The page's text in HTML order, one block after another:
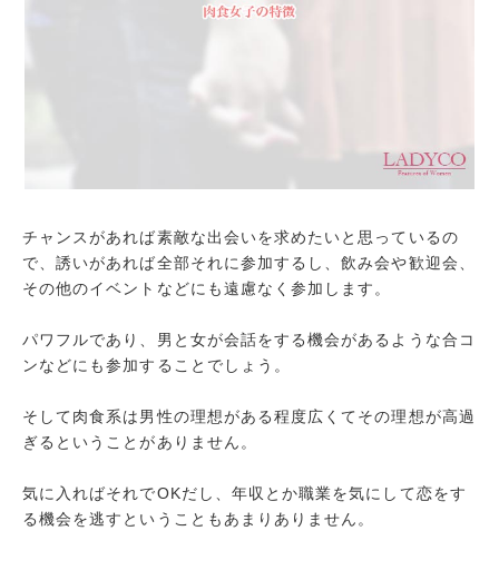
チャンスがあれば素敵な出会いを求めたいと思っているの
で、誘いがあれば全部それに参加するし、飲み会や歓迎会、
その他のイベントなどにも遠慮なく参加します。
パワフルであり、男と女が会話をする機会があるような合コ
ンなどにも参加することでしょう。
そして肉食系は男性の理想がある程度広くてその理想が高過
ぎるということがありません。
気に入ればそれでOKだし、年収とか職業を気にして恋をす
る機会を逃すということもあまりありません。